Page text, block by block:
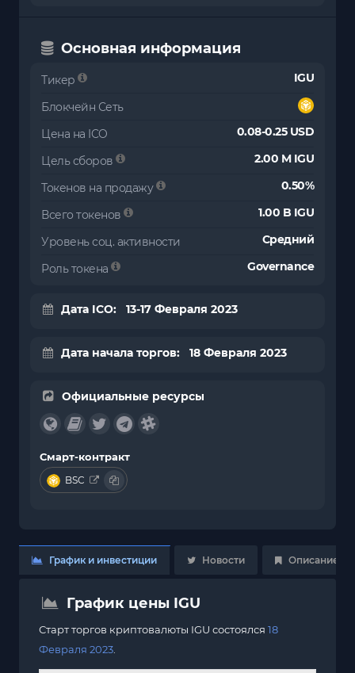
Основная информация
Тикер IGU
Блокчейн Сеть
Цена на ICO
0.08-0.25 USD
Цель сборов 2.00 M IGU
Токенов на продажу 0.50%
Всего токенов 1.00 B IGU
Уровень соц. активности Средний
Роль токена Governance
Дата ICO: 13-17 Февраля 2023
Дата начала торгов: 18 Февраля 2023
Официальные ресурсы
Смарт-контракт
BSC
График и инвестиции Новости Описание
График цены IGU
Старт торгов криптовалюты IGU состоялся 18
Февраля 2023